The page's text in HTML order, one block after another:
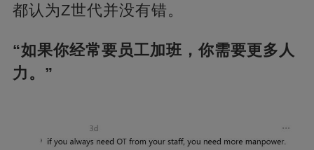
都认为Z世代并没有错。
“如果你经常要员工加班，你需要更多人
力。”